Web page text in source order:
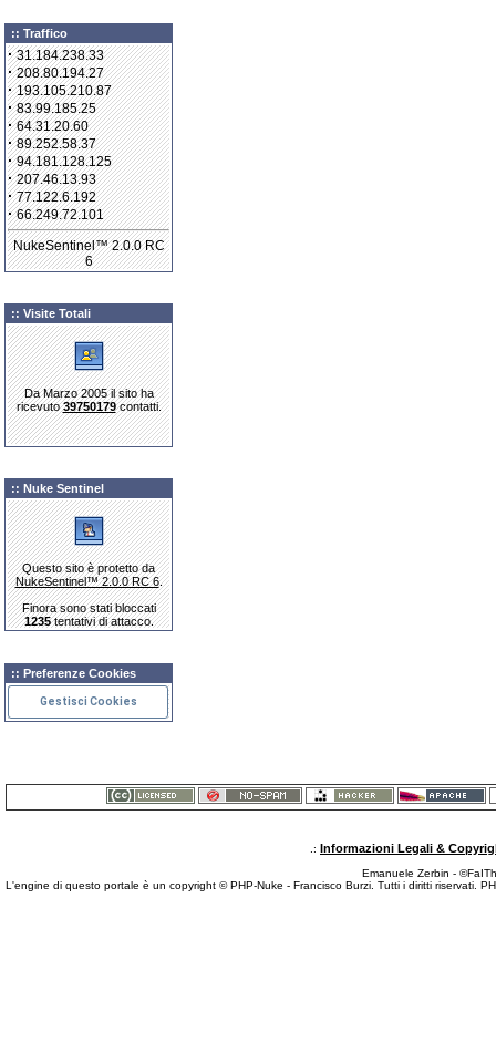
:: Traffico
·31.184.238.33
·208.80.194.27
·193.105.210.87
·83.99.185.25
·64.31.20.60
·89.252.58.37
·94.181.128.125
·207.46.13.93
·77.122.6.192
·66.249.72.101
NukeSentinel™ 2.0.0 RC
6
:: Visite Totali
Da Marzo 2005 il sito ha
ricevuto39750179contatti.
:: Nuke Sentinel
Questo sito è protetto da
NukeSentinel™ 2.0.0 RC 6.
Finora sono stati bloccati
1235tentativi di attacco.
:: Preferenze Cookies
Gestisci Cookies
.: Informazioni Legali &
Emanuele Zerbin -
L'engine di questo portale è un copyright © PHP-Nuke - Francisco Burzi. Tutti i diritti riservati.